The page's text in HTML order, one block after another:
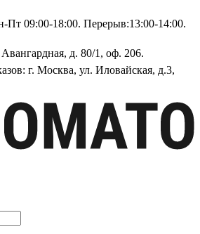
Пт 09:00-18:00. Перерыв:13:00-14:00.
д. 80/1, оф. 206.
г. Москва, ул. Иловайская, д.3,